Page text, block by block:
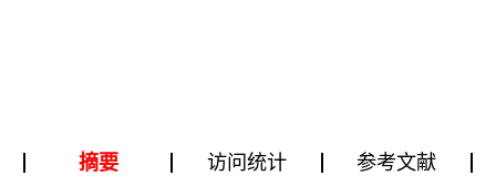
摘要 访问统计
参考文献